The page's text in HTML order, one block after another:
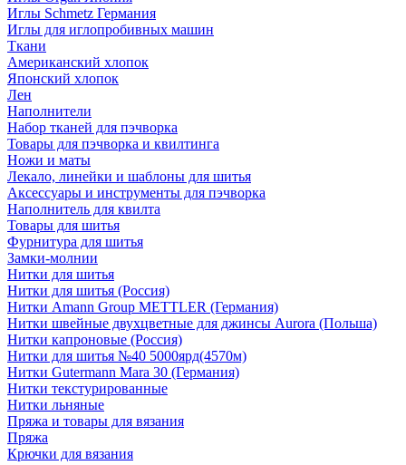
Иглы Schmetz Германия
Иглы для иглопробивных машин
Ткани
Американский хлопок
Японский хлопок
Лен
Наполнители
Набор тканей для пэчворка
Товары для пэчворка и квилтинга
Ножи и маты
Лекало, линейки и шаблоны для шитья
Аксессуары и инструменты для пэчворка
Наполнитель для квилта
Товары для шитья
Фурнитура для шитья
Замки-молнии
Нитки для шитья
Нитки для шитья (Россия)
Нитки Amann Group METTLER (Германия)
Нитки швейные двухцветные для джинсы Aurora (Польша)
Нитки капроновые (Россия)
Нитки для шитья №40 5000ярд(4570м)
Нитки Gutermann Mara 30 (Германия)
Нитки текстурированные
Нитки льняные
Пряжа и товары для вязания
Пряжа
Крючки для вязания